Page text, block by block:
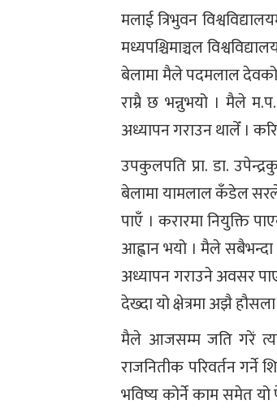
मलाई त्रिभुवन
मध्यपश्चिमाञ्चल
बेलामा मैले पदमलाल
राम्रै छ भन्नुभयो । मैले
अध्यापन गराउन थालेँ ।
उपकुलपति प्रा. डा.
बेलामा यामलाल कँडेल
पाएँ । करारमा नियुक्ति
आह्वान भयो । मैले सबैभन्दा
अध्यापन गराउने अवसर
देख्दा यो क्षेत्रमा अझै
मैले आजसम्म जति गरें
राजनितीक परिवर्तन गर्ने
भविष्य कोर्ने काम समेत